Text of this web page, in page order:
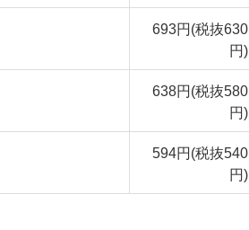
693円(税抜630
円)
638円(税抜580
円)
594円(税抜540
円)